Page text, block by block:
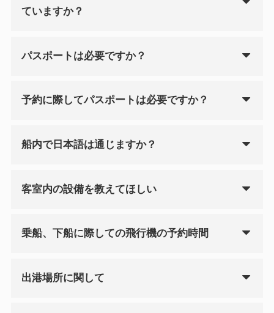
ていますか？
パスポートは必要ですか？
予約に際してパスポートは必要ですか？
船内で日本語は通じますか？
客室内の設備を教えてほしい
乗船、下船に際しての飛行機の予約時間
出港場所に関して